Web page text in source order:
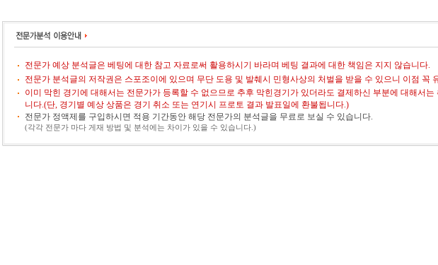
전문가 예상 분석글은 베팅에 대한 참고 자료로써 활용하시기 바라며 베팅 결과에 대한 책임은 지지 않습니다.
전문가 분석글의 저작권은 스포조이에 있으며 무단 도용 및 발췌시 민형사상의 처벌을 받을 수 있으니 이점 꼭
이미 막힌 경기에 대해서는 전문가가 등록할 수 없으므로 추후 막힌경기가 있더라도 결제하신 부분에 대해서
니다.(단, 경기별 예상 상품은 경기 취소 또는 연기시 프로토 결과 발표일에 환불됩니다.)
전문가 정액제를 구입하시면 적용 기간동안 해당 전문가의 분석글을 무료로 보실 수 있습니다.
(각각 전문가 마다 게재 방법 및 분석에는 차이가 있을 수 있습니다.)